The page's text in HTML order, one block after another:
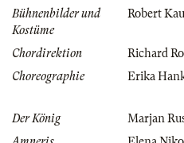
Bühnenbilder und
Kostüme
Robert
Chordirektion
Richard
Choreographie
Erika
Der König
Marjan